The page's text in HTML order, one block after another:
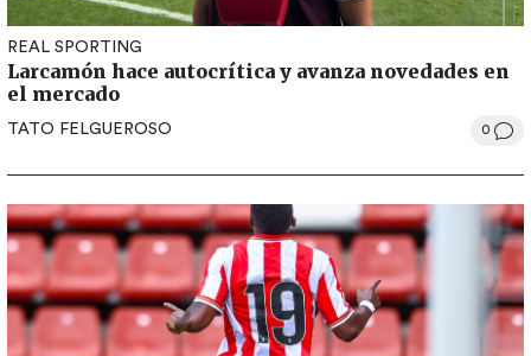
REAL SPORTING
Larcamón hace autocrítica y avanza novedades en
el mercado
TATO FELGUEROSO 0